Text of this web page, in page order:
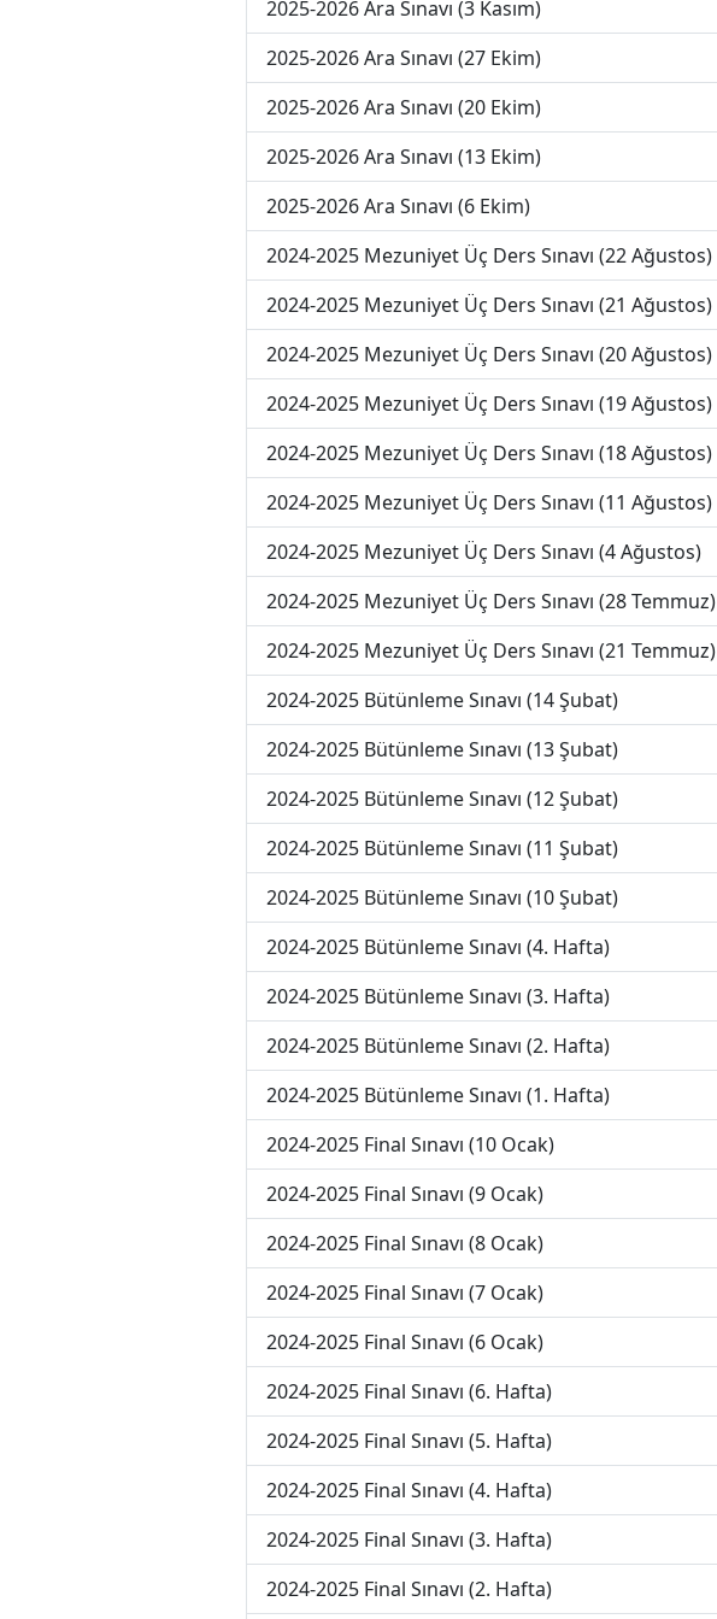
2025-2026 Ara Sınavı (3 Kasım)
2025-2026 Ara Sınavı (27 Ekim)
2025-2026 Ara Sınavı (20 Ekim)
2025-2026 Ara Sınavı (13 Ekim)
2025-2026 Ara Sınavı (6 Ekim)
2024-2025 Mezuniyet Üç Ders Sınavı (22 Ağustos)
2024-2025 Mezuniyet Üç Ders Sınavı (21 Ağustos)
2024-2025 Mezuniyet Üç Ders Sınavı (20 Ağustos)
2024-2025 Mezuniyet Üç Ders Sınavı (19 Ağustos)
2024-2025 Mezuniyet Üç Ders Sınavı (18 Ağustos)
2024-2025 Mezuniyet Üç Ders Sınavı (11 Ağustos)
2024-2025 Mezuniyet Üç Ders Sınavı (4 Ağustos)
2024-2025 Mezuniyet Üç Ders Sınavı (28 Temmuz)
2024-2025 Mezuniyet Üç Ders Sınavı (21 Temmuz)
2024-2025 Bütünleme Sınavı (14 Şubat)
2024-2025 Bütünleme Sınavı (13 Şubat)
2024-2025 Bütünleme Sınavı (12 Şubat)
2024-2025 Bütünleme Sınavı (11 Şubat)
2024-2025 Bütünleme Sınavı (10 Şubat)
2024-2025 Bütünleme Sınavı (4. Hafta)
2024-2025 Bütünleme Sınavı (3. Hafta)
2024-2025 Bütünleme Sınavı (2. Hafta)
2024-2025 Bütünleme Sınavı (1. Hafta)
2024-2025 Final Sınavı (10 Ocak)
2024-2025 Final Sınavı (9 Ocak)
2024-2025 Final Sınavı (8 Ocak)
2024-2025 Final Sınavı (7 Ocak)
2024-2025 Final Sınavı (6 Ocak)
2024-2025 Final Sınavı (6. Hafta)
2024-2025 Final Sınavı (5. Hafta)
2024-2025 Final Sınavı (4. Hafta)
2024-2025 Final Sınavı (3. Hafta)
2024-2025 Final Sınavı (2. Hafta)